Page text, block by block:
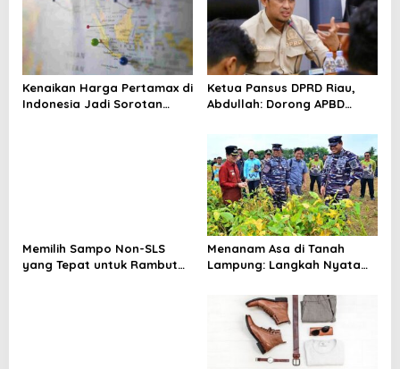
g
a
t
i
o
Kenaikan Harga Pertamax di
Indonesia Jadi Sorotan
Ketua Pansus DPRD Riau,
Abdullah: Dorong APBD
Memilih Sampo Non-SLS
yang Tepat untuk Rambut
Menanam Asa di Tanah
Lampung: Langkah Nyata
Wujudkan Kemandirian
Pangan